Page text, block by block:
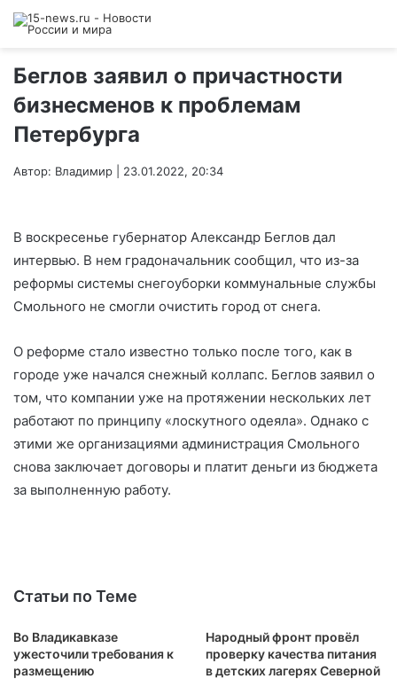
Беглов заявил о причастности
бизнесменов к проблемам
Петербурга
Автор: Владимир | 23.01.2022, 20:34
В воскресенье губернатор Александр Беглов дал
интервью. В нем градоначальник сообщил, что из-за
реформы системы снегоуборки коммунальные службы
Смольного не смогли очистить город от снега.
О реформе стало известно только после того, как в
городе уже начался снежный коллапс. Беглов заявил о
том, что компании уже на протяжении нескольких лет
работают по принципу «лоскутного одеяла». Однако с
этими же организациями администрация Смольного
снова заключает договоры и платит деньги из бюджета
за выполненную работу.
Статьи по Теме
Во Владикавказе
ужесточили требования к
размещению
Народный фронт провёл
проверку качества питания
в детских лагерях Северной